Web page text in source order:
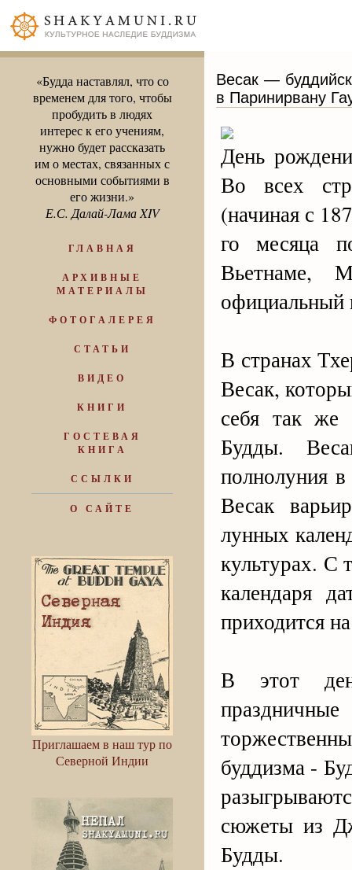
«Будда наставлял, что со
временем для того, чтобы
пробудить в людях
интерес к его учениям,
нужно будет рассказать
им о местах, связанных с
основными событиями в
его жизни.»
Е.С. Далай-Лама XIV
ГЛАВНАЯ
АРХИВНЫЕ
МАТЕРИАЛЫ
ФОТОГАЛЕРЕЯ
СТАТЬИ
ВИДЕО
КНИГИ
ГОСТЕВАЯ
КНИГА
ССЫЛКИ
О САЙТЕ
Приглашаем в наш тур по
Северной Индии
Весак —
в Паринирвану
День
Во всех
(начиная с
го месяца
Вьетнаме,
официальный
В странах
Весак,
себя так же
Будды.
полнолуния
Весак
лунных
культурах. С
календаря
приходится
В этот
буддизма -
сюжеты из
Будды.